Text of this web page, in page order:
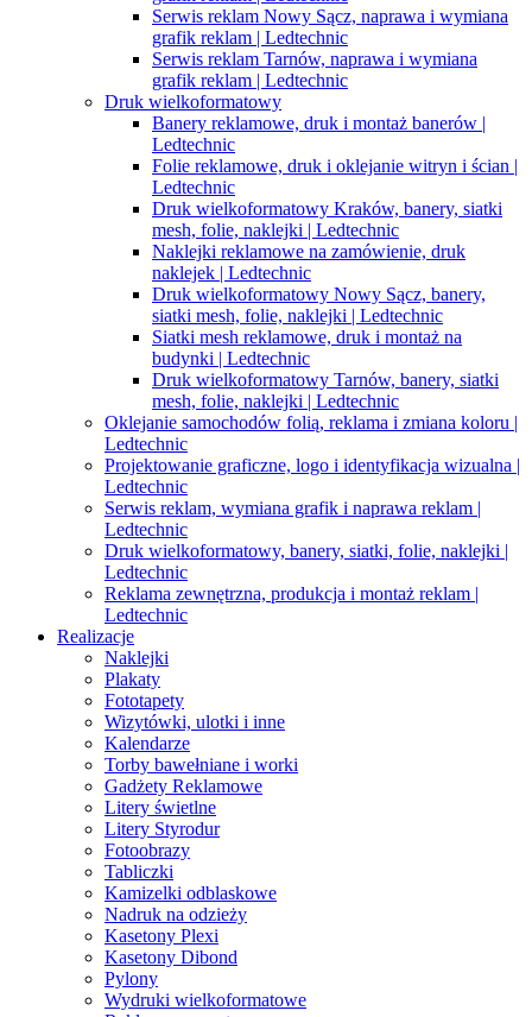
Serwis reklam Nowy Sącz, naprawa i wymiana
grafik reklam | Ledtechnic
Serwis reklam Tarnów, naprawa i wymiana
grafik reklam | Ledtechnic
Druk wielkoformatowy
Banery reklamowe, druk i montaż banerów |
Ledtechnic
Folie reklamowe, druk i oklejanie witryn i ścian |
Ledtechnic
Druk wielkoformatowy Kraków, banery, siatki
mesh, folie, naklejki | Ledtechnic
Naklejki reklamowe na zamówienie, druk
naklejek | Ledtechnic
Druk wielkoformatowy Nowy Sącz, banery,
siatki mesh, folie, naklejki | Ledtechnic
Siatki mesh reklamowe, druk i montaż na
budynki | Ledtechnic
Druk wielkoformatowy Tarnów, banery, siatki
mesh, folie, naklejki | Ledtechnic
Oklejanie samochodów folią, reklama i zmiana koloru |
Ledtechnic
Projektowanie graficzne, logo i identyfikacja wizualna |
Ledtechnic
Serwis reklam, wymiana grafik i naprawa reklam |
Ledtechnic
Druk wielkoformatowy, banery, siatki, folie, naklejki |
Ledtechnic
Reklama zewnętrzna, produkcja i montaż reklam |
Ledtechnic
Realizacje
Naklejki
Plakaty
Fototapety
Wizytówki, ulotki i inne
Kalendarze
Torby bawełniane i worki
Gadżety Reklamowe
Litery świetlne
Litery Styrodur
Fotoobrazy
Tabliczki
Kamizelki odblaskowe
Nadruk na odzieży
Kasetony Plexi
Kasetony Dibond
Pylony
Wydruki wielkoformatowe